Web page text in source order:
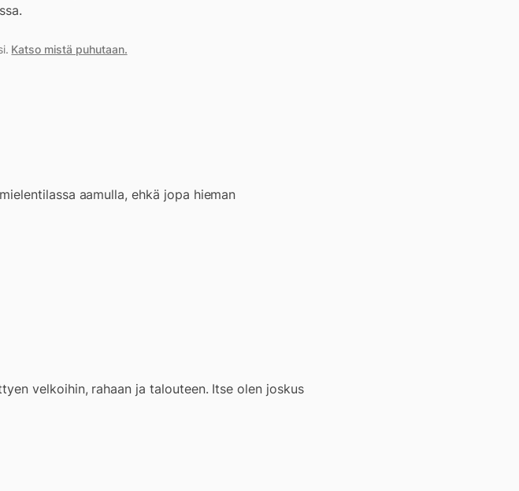
Katso mistä puhutaan.
aamulla, ehkä jopa hieman
velkoihin, rahaan ja talouteen. Itse olen joskus